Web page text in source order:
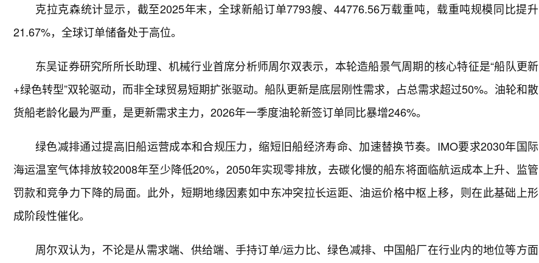
克拉克森统计显示，截至2025年末，全球新船订单7793艘、44776.56万载重吨，载重吨规模同比提升
21.67%，全球订单储备处于高位。
东吴证券研究所所长助理、机械行业首席分析师周尔双表示，本轮造船景气周期的核心特征是“船队更新
+绿色转型”双轮驱动，而非全球贸易短期扩张驱动。船队更新是底层刚性需求，占总需求超过50%。油轮和散
货船老龄化最为严重，是更新需求主力，2026年一季度油轮新签订单同比暴增246%。
绿色减排通过提高旧船运营成本和合规压力，缩短旧船经济寿命、加速替换节奏。IMO要求2030年国际
海运温室气体排放较2008年至少降低20%，2050年实现零排放，去碳化慢的船东将面临航运成本上升、监管
罚款和竞争力下降的局面。此外，短期地缘因素如中东冲突拉长运距、油运价格中枢上移，则在此基础上形
成阶段性催化。
周尔双认为，不论是从需求端、供给端、手持订单/运力比、绿色减排、中国船厂在行业内的地位等方面